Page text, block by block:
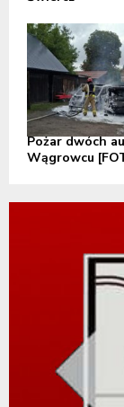
Pożar dwóch
Wągrowcu